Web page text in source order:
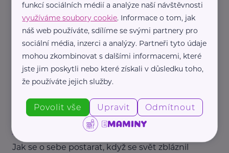
Jak pečovat o dekolt: rychlé tipy proti vráskám
pro vytížené maminky
Péče Krása Zdraví Žena
Alma-natural cosmetics s.r.o.
Jak se o sebe postarat, když se svět zbláznil
funkcí sociálních médií a analýze naší návštěvnosti
využíváme soubory cookie. Informace o tom, jak
náš web používáte, sdílíme se svými partnery pro
sociální média, inzerci a analýzy. Partneři tyto údaje
mohou zkombinovat s dalšími informacemi, které
jste jim poskytli nebo které získali v důsledku toho,
že používáte jejich služby.
Povolit vše Upravit Odmítnout